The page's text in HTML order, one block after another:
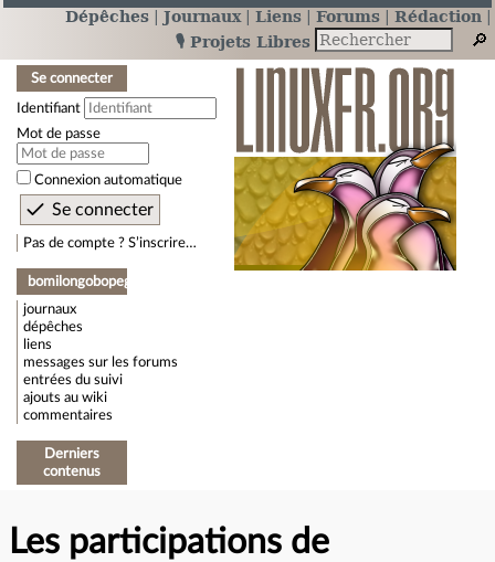
Dépêches Journaux Liens Forums
Rédaction
🎙️ Projets Libres
Se connecter
Identifiant
Mot de passe
Connexion automatique
Pas de compte ? S’inscrire…
bomilongobopegedeon
journaux
dépêches
liens
messages sur les forums
entrées du suivi
ajouts au wiki
commentaires
Derniers
contenus
Les participations de